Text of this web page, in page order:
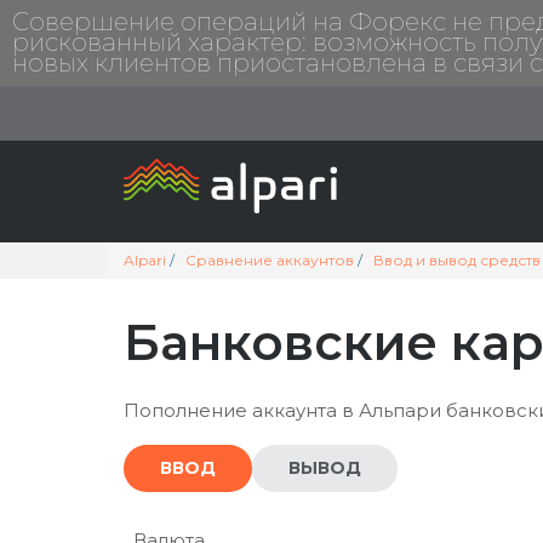
Совершение операций на Форекс не
рискованный характер: возможность
новых клиентов приостановлена в связи
Alpari Сравнение аккаунтов Ввод и вывод средств
Банковские
Пополнение аккаунта в Альпари
ВВОД ВЫВОД